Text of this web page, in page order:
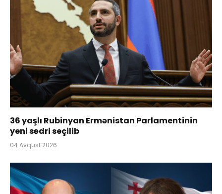
36 yaşlı Rubinyan Ermənistan Parlamentinin
yeni sədri seçilib
04 Avqust 2026